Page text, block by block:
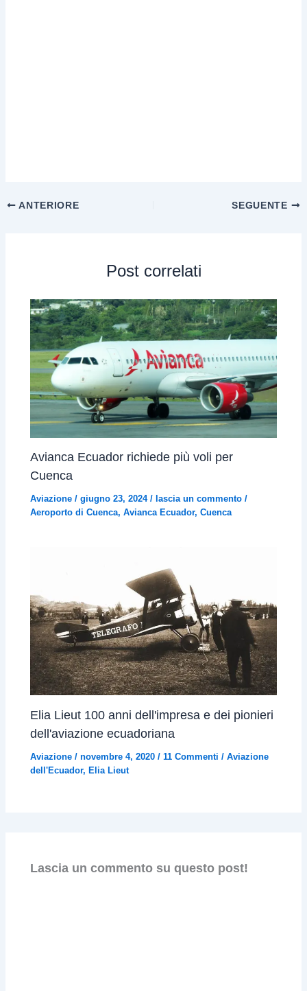
ANTERIORE SEGUENTE
Post correlati
Avianca Ecuador richiede più voli per
Cuenca
Aviazione /giugno 23, 2024/ lascia un commento /
Aeroporto di Cuenca,Avianca Ecuador,Cuenca
Elia Lieut 100 anni dell'impresa e dei pionieri
dell'aviazione ecuadoriana
Aviazione /novembre 4, 2020/11 Commenti /Aviazione
dell'Ecuador, Elia Lieut
Lascia un commento su questo post!